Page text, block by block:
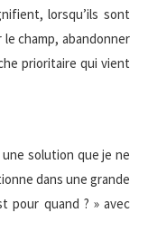
lorsqu’ils sont
champ, abandonner
prioritaire qui vient
solution que je ne
dans une grande
pour quand ? » avec